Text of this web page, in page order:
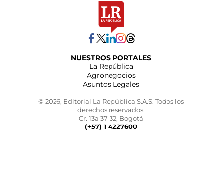
NUESTROS PORTALES
La República
Agronegocios
Asuntos Legales
© 2026, Editorial La República S.A.S. Todos los
derechos reservados.
Cr. 13a 37-32, Bogotá
(+57) 1 4227600